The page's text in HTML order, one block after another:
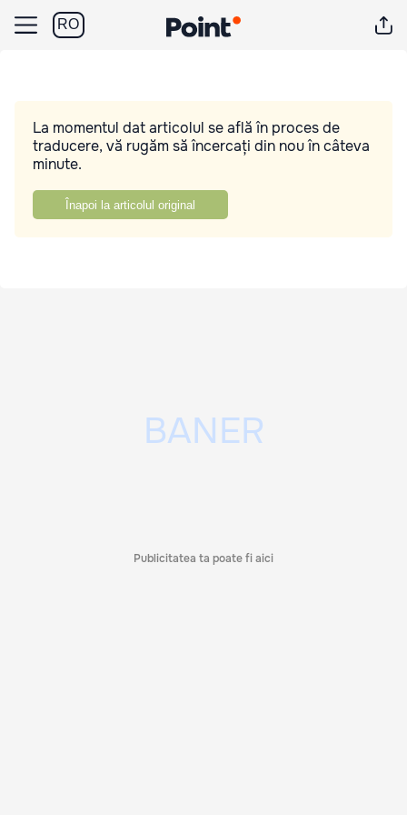
RO
La momentul dat articolul se află în proces de
traducere, vă rugăm să încercați din nou în câteva
minute.
Înapoi la articolul original
Publicitatea ta poate fi aici